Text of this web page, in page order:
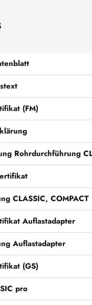
(FM)
Rohrdurchführung
CLASSIC, COMPACT
Auflastadapter
Auflastadapter
(GS)
pro